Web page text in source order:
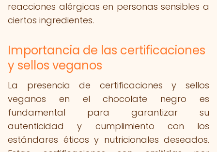
reacciones alérgicas en personas sensibles a
ciertos ingredientes.
Importancia de las certificaciones
y sellos veganos
La presencia de certificaciones y sellos
veganos en el chocolate negro es
fundamental para garantizar su
autenticidad y cumplimiento con los
estándares éticos y nutricionales deseados.